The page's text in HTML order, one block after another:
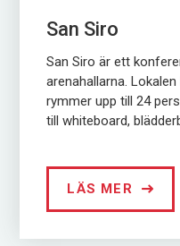
San Siro
San Siro är ett
arenahallarna.
rymmer upp till 24
till whiteboard,
LÄS MER